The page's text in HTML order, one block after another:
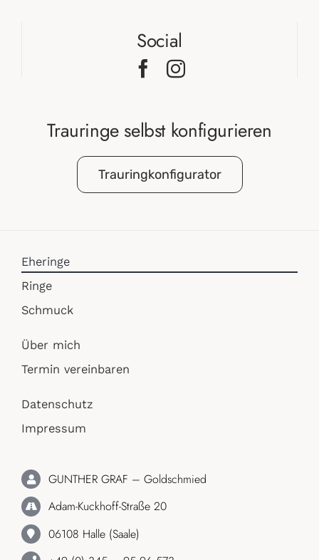
Social
Trauringe selbst konfigurieren
Trauringkonfigurator
Eheringe
Ringe
Schmuck
Über mich
Termin vereinbaren
Datenschutz
Impressum
GUNTHER GRAF – Goldschmied
Adam-Kuckhoff-Straße 20
06108 Halle (Saale)